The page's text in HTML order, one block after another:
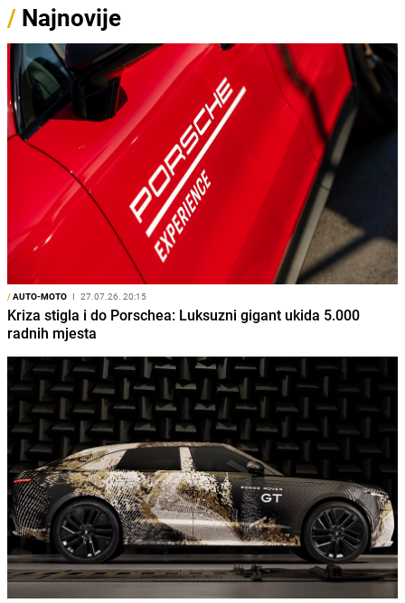
/ Najnovije
/AUTO-MOTO I 27.07.26. 20:15
Kriza stigla i do Porschea: Luksuzni gigant ukida 5.000
radnih mjesta